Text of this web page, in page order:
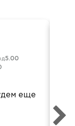
5.00
еще